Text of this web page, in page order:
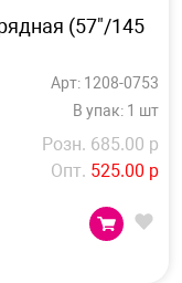
(57"/145
Арт: 1208-0753
В упак: 1 шт
Розн. 685.00 р
Опт. 525.00 р